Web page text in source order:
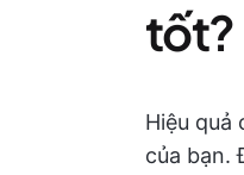
tốt?
Hiệu quả
của bạn.